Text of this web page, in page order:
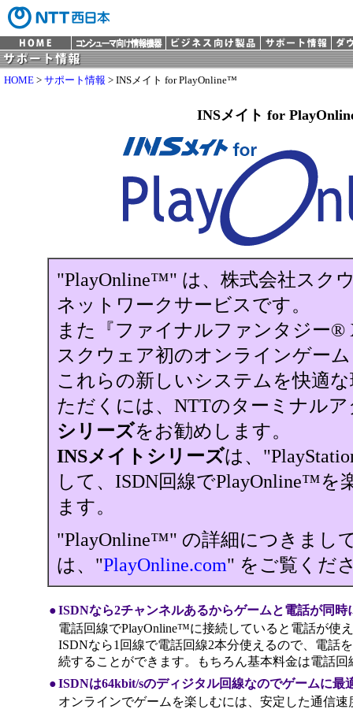
HOME > サポート情報 > INSメイト for PlayOnline™
INSメイト for
"PlayOnline™" は、株式会社スク
ネットワークサービスです。
また『ファイナルファンタジー®
スクウェア初のオンラインゲー
これらの新しいシステムを快適
ただくには、NTTのターミナル
シリーズをお勧めします。
INSメイトシリーズは、
して、ISDN回線でPlayOnline™を
ます。
"PlayOnline™" の詳細につきまし
は、"PlayOnline.com" をご覧くだ
●ISDNなら2チャンネルあるからゲームと電話が同時
電話回線でPlayOnline™に接続していると電話が使
ISDNなら1回線で電話回線2本分使えるので、電話
続することができます。もちろん基本料金は電話
●ISDNは64kbit/sのディジタル回線なのでゲームに最
オンラインでゲームを楽しむには、安定した通信